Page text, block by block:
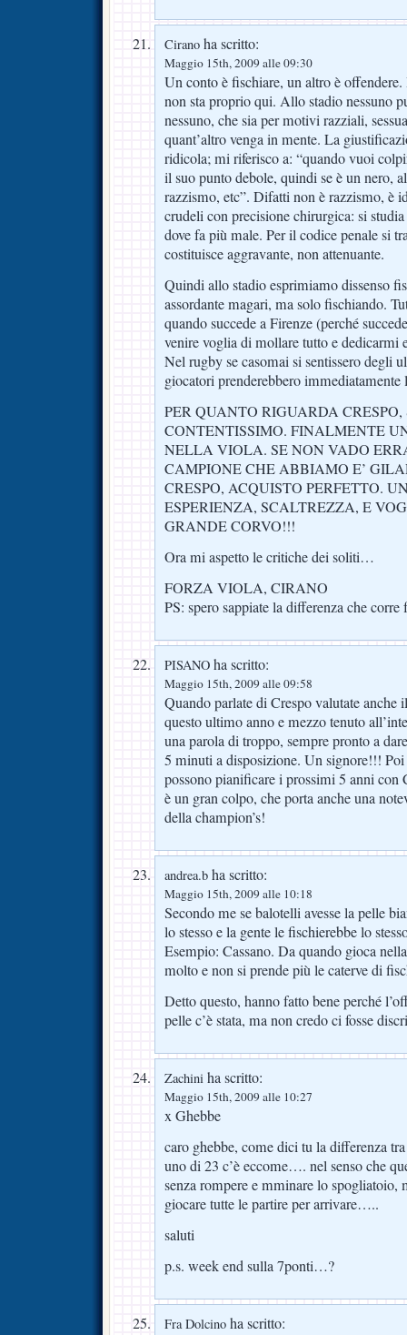
Cirano ha scritto:
Maggio 15th, 2009 alle 09:30
Un conto è fischiare, un altro è
non sta proprio qui. Allo stadio nessuno
nessuno, che sia per motivi razziali,
quant’altro venga in mente. La
ridicola; mi riferisco a: “quando vuoi
il suo punto debole, quindi se è un nero,
razzismo, etc”. Difatti non è razzismo, è
crudeli con precisione chirurgica: si
dove fa più male. Per il codice penale si
costituisce aggravante, non attenuante.
Quindi allo stadio esprimiamo dissenso
assordante magari, ma solo fischiando.
quando succede a Firenze (perché
venire voglia di mollare tutto e dedicarmi
Nel rugby se casomai si sentissero degli
giocatori prenderebbero
PER QUANTO RIGUARDA CRESPO,
CONTENTISSIMO. FINALMENTE
NELLA VIOLA. SE NON VADO
CAMPIONE CHE ABBIAMO E’
CRESPO, ACQUISTO PERFETTO.
ESPERIENZA, SCALTREZZA, E
GRANDE CORVO!!!
Ora mi aspetto le critiche dei soliti…
FORZA VIOLA, CIRANO
PS: spero sappiate la differenza che
PISANO ha scritto:
Maggio 15th, 2009 alle 09:58
Quando parlate di Crespo valutate
questo ultimo anno e mezzo tenuto
una parola di troppo, sempre pronto a
5 minuti a disposizione. Un signore!!!
possono pianificare i prossimi 5 anni con
è un gran colpo, che porta anche una
della champion’s!
andrea.b ha scritto:
Maggio 15th, 2009 alle 10:18
Secondo me se balotelli avesse la pelle
lo stesso e la gente le fischierebbe lo
Esempio: Cassano. Da quando gioca
molto e non si prende più le caterve di
Detto questo, hanno fatto bene perché
pelle c’è stata, ma non credo ci fosse
Zachini ha scritto:
Maggio 15th, 2009 alle 10:27
x Ghebbe
caro ghebbe, come dici tu la differenza
uno di 23 c’è eccome…. nel senso che
senza rompere e mminare lo spogliatoio,
giocare tutte le partire per arrivare…..
saluti
p.s. week end sulla 7ponti…?
Fra Dolcino ha scritto: